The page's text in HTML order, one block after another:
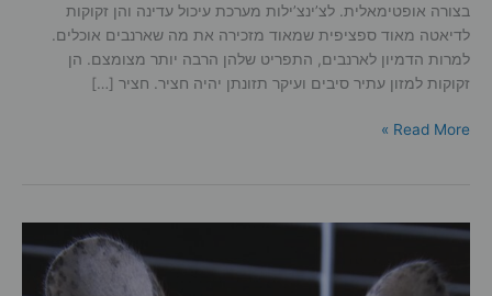
בצורה אופטימאלית. לצ’ינצ’ילות מערכת עיכול עדינה והן זקוקות
לדיאטה מאוד ספציפית שמאוד מזכירה את מה שארנבים אוכלים.
למרות הדמיון לארנבים, התפריט שלהן הרבה יותר מצומצם. הן
זקוקות למזון עתיר סיבים ועיקר תזונתן יהיה חציר. חציר […]
מה
המלא
צ’ינצ’ילות
Read More »